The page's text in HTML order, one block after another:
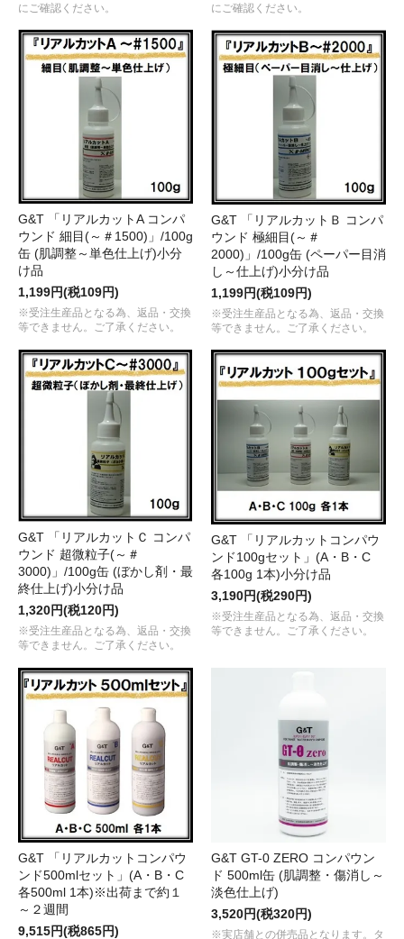
にご確認ください。 にご確認ください。
G&T 「リアルカットA コンパ
ウンド 細目(～＃1500)」/100g
缶 (肌調整～単色仕上げ)小分
け品
1,199円(税109円)
※受注生産品となる為、返品・交換
等できません。ご了承ください。
G&T 「リアルカットＢ コンパ
ウンド 極細目(～＃
2000)」/100g缶 (ペーパー目消
し～仕上げ)小分け品
1,199円(税109円)
※受注生産品となる為、返品・交換
等できません。ご了承ください。
G&T 「リアルカットＣ コンパ
ウンド 超微粒子(～＃
3000)」/100g缶 (ぼかし剤・最
終仕上げ)小分け品
1,320円(税120円)
※受注生産品となる為、返品・交換
等できません。ご了承ください。
G&T 「リアルカットコンパウ
ンド100gセット」(A・B・C
各100g 1本)小分け品
3,190円(税290円)
※受注生産品となる為、返品・交換
等できません。ご了承ください。
G&T 「リアルカットコンパウ
ンド500mlセット」(A・B・C
各500ml 1本)※出荷まで約１
～２週間
9,515円(税865円)
G&T GT-0 ZERO コンパウン
ド 500ml缶 (肌調整・傷消し～
淡色仕上げ)
3,520円(税320円)
※実店舗との併売品となります。タ